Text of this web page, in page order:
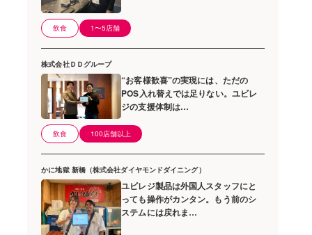
飲食 1〜5店舗
株式会社ＤＤグループ
“お客様歓喜”の実現には、ただの
POS入れ替えでは足りない。ユビレ
ジの支援体制は…
飲食 100店舗以上
かに地獄 新橋（株式会社ダイヤモンドダイニング）
ユビレジ製品は外国人スタッフにと
っても操作がカンタン。もう前のシ
ステムには戻れま…